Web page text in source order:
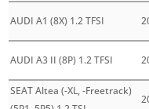
AUDI A1 (8X) 1.2 TFSI
AUDI A3 II (8P) 1.2 TFSI
SEAT Altea (-XL, -Freetrack)